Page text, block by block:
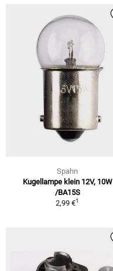
Spahn
Kugellampe klein 12V, 10W
/BA15S
2,99 €1